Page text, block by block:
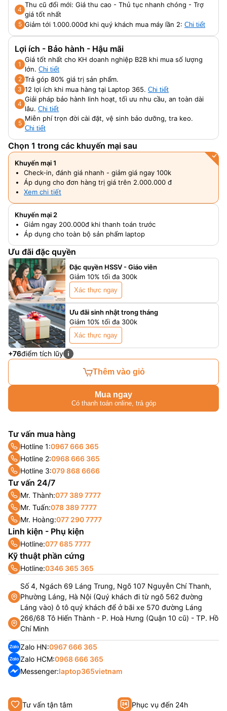
Tư vấn tận tâm
Phục vụ đến 24h
4
Thu cũ đổi mới: Giá thu cao - Thủ tục nhanh chóng - Trợ
giá tốt nhất
5 Giảm tới 1.000.000đ khi quý khách mua máy lần 2: Chi tiết
Lợi ích - Bảo hành - Hậu mãi
1
Giá tốt nhất cho KH doanh nghiệp B2B khi mua số lượng
lớn. Chi tiết
2 Trả góp 80% giá trị sản phẩm.
3 12 lợi ích khi mua hàng tại Laptop 365. Chi tiết
4
Giải pháp bảo hành linh hoạt, tối ưu nhu cầu, an toàn dài
lâu. Chi tiết
5
Miễn phí trọn đời cài đặt, vệ sinh bảo dưỡng, tra keo.
Chi tiết
Chọn 1 trong các khuyến mại sau
Khuyến mại 1
Check-in, đánh giá nhanh - giảm giá ngay 100k
Áp dụng cho đơn hàng trị giá trên 2.000.000 đ
Xem chi tiết
Khuyến mại 2
Giảm ngay 200.000đ khi thanh toán trước
Áp dụng cho toàn bộ sản phẩm laptop
Ưu đãi đặc quyền
Đặc quyền HSSV - Giáo viên
Giảm 10% tối đa 300k
Xác thực ngay
Ưu đãi sinh nhật trong tháng
Giảm 10% tối đa 300k
Xác thực ngay
+76điểm tích lũy
Thêm vào giỏ
Mua ngay
Có thanh toán online, trả góp
Tư vấn mua hàng
Hotline 1:0967 666 365
Hotline 2:0968 666 365
Hotline 3:079 868 6666
Tư vấn 24/7
Mr. Thành:077 389 7777
Mr. Tuấn:078 389 7777
Mr. Hoàng:077 290 7777
Linh kiện - Phụ kiện
Hotline:077 685 7777
Kỹ thuật phần cứng
Hotline:0346 365 365
Số 4, Ngách 69 Láng Trung, Ngõ 107 Nguyễn Chí Thanh,
Phường Láng, Hà Nội (Quý khách đi từ ngõ 562 đường
Láng vào) ô tô quý khách để ở bãi xe 570 đường Láng
266/68 Tô Hiến Thành - P. Hoà Hưng (Quận 10 cũ) - TP. Hồ
Chí Minh
Zalo HN:0967 666 365
Zalo HCM:0968 666 365
Messenger:laptop365vietnam